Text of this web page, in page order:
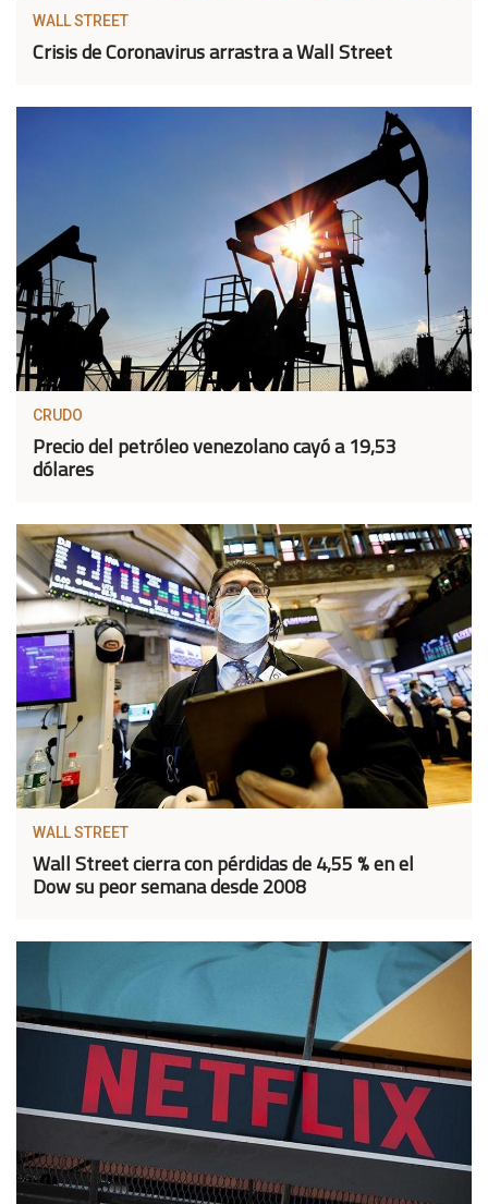
WALL STREET
Crisis de Coronavirus arrastra a Wall Street
CRUDO
Precio del petróleo venezolano cayó a 19,53
dólares
WALL STREET
Wall Street cierra con pérdidas de 4,55 % en el
Dow su peor semana desde 2008